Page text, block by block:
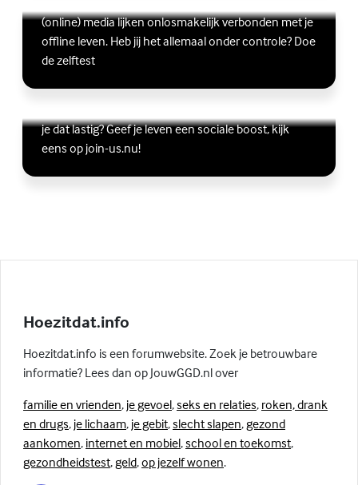
(online) media lijken onlosmakelijk verbonden met je
offline leven. Heb jij het allemaal onder controle? Doe
de zelftest
Lees meer over Ben jij digitaal in balans?
(Externe link)
Vriendschap
je dat lastig? Geef je leven een sociale boost, kijk
eens op join-us.nu!
Lees meer over Vriendschap
(Externe link)
Hoezitdat.info
Hoezitdat.info is een forumwebsite. Zoek je betrouwbare
informatie? Lees dan op JouwGGD.nl over
familie en vrienden, je gevoel,seks en relaties, roken, drank
en drugs, je lichaam, je gebit,slecht slapen, gezond
aankomen, internet en mobiel,school en toekomst,
gezondheidstest, geld,op jezelf wonen.